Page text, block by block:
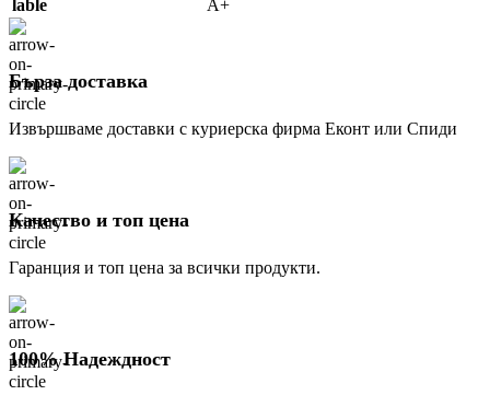
lable A+
Бърза доставка
Извършваме доставки с куриерска фирма Еконт или Спиди
Качество и топ цена
Гаранция и топ цена за всички продукти.
100% Надеждност